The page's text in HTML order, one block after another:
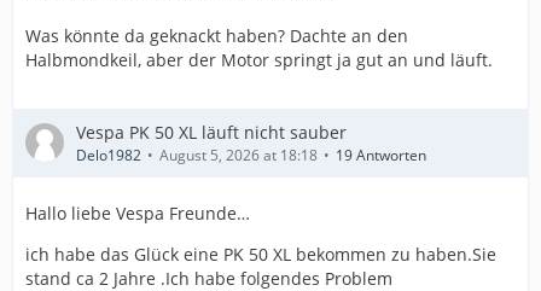
Was könnte da geknackt haben? Dachte an den
Halbmondkeil, aber der Motor springt ja gut an und läuft.
Vespa PK 50 XL läuft nicht sauber
Delo1982 August 5, 2026 at 18:18 19 Antworten
Hallo liebe Vespa Freunde…
ich habe das Glück eine PK 50 XL bekommen zu haben.Sie
stand ca 2 Jahre .Ich habe folgendes Problem